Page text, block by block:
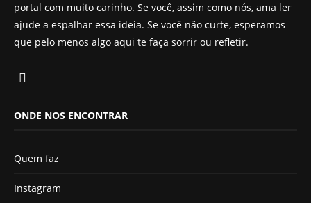
portal com muito carinho. Se você, assim como nós, ama ler
ajude a espalhar essa ideia. Se você não curte, esperamos
que pelo menos algo aqui te faça sorrir ou refletir.
ONDE NOS ENCONTRAR
Quem faz
Instagram